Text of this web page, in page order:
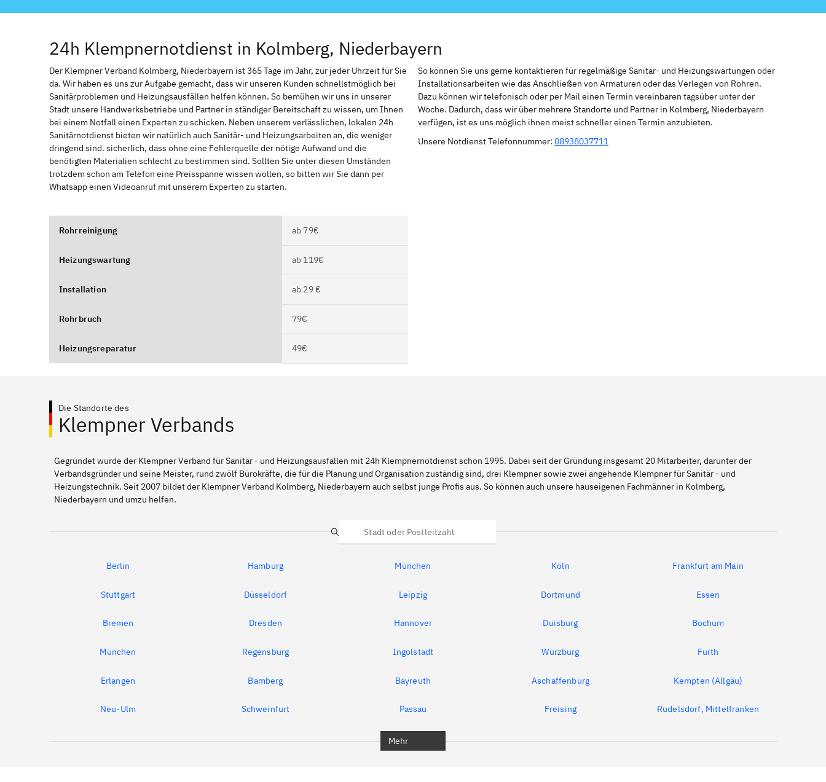
24h Klempnernotdienst in Kolmberg, Niederbayern
Der Klempner Verband Kolmberg, Niederbayern ist 365 Tage im Jahr, zur jeder Uhrzeit für Sie
da. Wir haben es uns zur Aufgabe gemacht, dass wir unseren Kunden schnellstmöglich bei
Sanitärproblemen und Heizungsausfällen helfen können. So bemühen wir uns in unserer
Stadt unsere Handwerksbetriebe und Partner in ständiger Bereitschaft zu wissen, um Ihnen
bei einem Notfall einen Experten zu schicken. Neben unserem verlässlichen, lokalen 24h
Sanitärnotdienst bieten wir natürlich auch Sanitär- und Heizungsarbeiten an, die weniger
dringend sind. sicherlich, dass ohne eine Fehlerquelle der nötige Aufwand und die
benötigten Materialien schlecht zu bestimmen sind. Sollten Sie unter diesen Umständen
trotzdem schon am Telefon eine Preisspanne wissen wollen, so bitten wir Sie dann per
Whatsapp einen Videoanruf mit unserem Experten zu starten.
So können Sie uns gerne kontaktieren für regelmäßige Sanitär- und Heizungswartungen oder
Installationsarbeiten wie das Anschließen von Armaturen oder das Verlegen von Rohren.
Dazu können wir telefonisch oder per Mail einen Termin vereinbaren tagsüber unter der
Woche. Dadurch, dass wir über mehrere Standorte und Partner in Kolmberg, Niederbayern
verfügen, ist es uns möglich ihnen meist schneller einen Termin anzubieten.
Unsere Notdienst Telefonnummer: 08938037711
Rohrreinigung ab 79€
Heizungswartung ab 119€
Installation ab 29 €
Rohrbruch 79€
Heizungsreparatur 49€
Die Standorte des
Klempner Verbands
Gegründet wurde der Klempner Verband für Sanitär - und Heizungsausfällen mit 24h Klempnernotdienst schon 1995. Dabei seit der Gründung insgesamt 20 Mitarbeiter, darunter der
Verbandsgründer und seine Meister, rund zwölf Bürokräfte, die für die Planung und Organisation zuständig sind, drei Klempner sowie zwei angehende Klempner für Sanitär - und
Heizungstechnik. Seit 2007 bildet der Klempner Verband Kolmberg, Niederbayern auch selbst junge Profis aus. So können auch unsere hauseigenen Fachmänner in Kolmberg,
Niederbayern und umzu helfen.
Suche
Berlin Hamburg München Köln Frankfurt am Main
Stuttgart Düsseldorf Leipzig Dortmund Essen
Bremen Dresden Hannover Duisburg Bochum
München Regensburg Ingolstadt Würzburg Furth
Erlangen Bamberg Bayreuth Aschaffenburg Kempten (Allgäu)
Neu-Ulm Schweinfurt Passau Freising Rudelsdorf, Mittelfranken
Mehr